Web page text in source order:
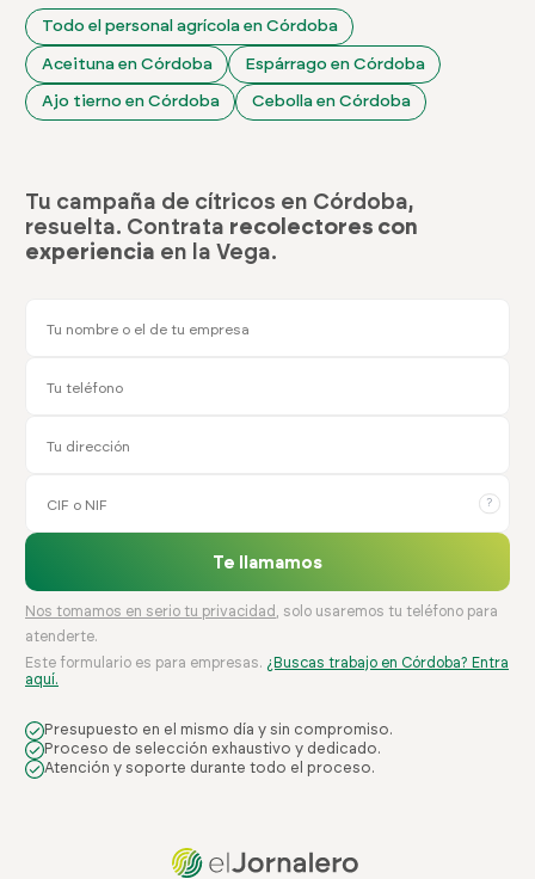
Todo el personal agrícola en Córdoba
Aceituna en Córdoba Espárrago en Córdoba
Ajo tierno en Córdoba Cebolla en Córdoba
Tu campaña de cítricos en Córdoba,
resuelta. Contrata recolectores con
experiencia en la Vega.
?
Te llamamos
Nos tomamos en serio tu privacidad
, solo usaremos tu teléfono para
atenderte.
Este formulario es para empresas. ¿Buscas trabajo en Córdoba? Entra
aquí.
Presupuesto en el mismo día y sin compromiso.
Proceso de selección exhaustivo y dedicado.
Atención y soporte durante todo el proceso.